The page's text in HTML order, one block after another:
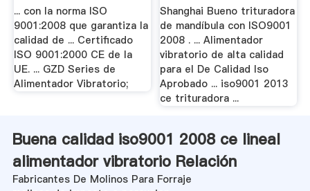
... con la norma ISO
9001:2008 que garantiza la
calidad de ... Certificado
ISO 9001:2000 CE de la
UE. ... GZD Series de
Alimentador Vibratorio;
Shanghai Bueno trituradora
de mandíbula con ISO9001
2008 . ... Alimentador
vibratorio de alta calidad
para el De Calidad Iso
Aprobado ... iso9001 2013
ce trituradora ...
Buena calidad iso9001 2008 ce lineal
alimentador vibratorio Relación
Fabricantes De Molinos Para Forraje